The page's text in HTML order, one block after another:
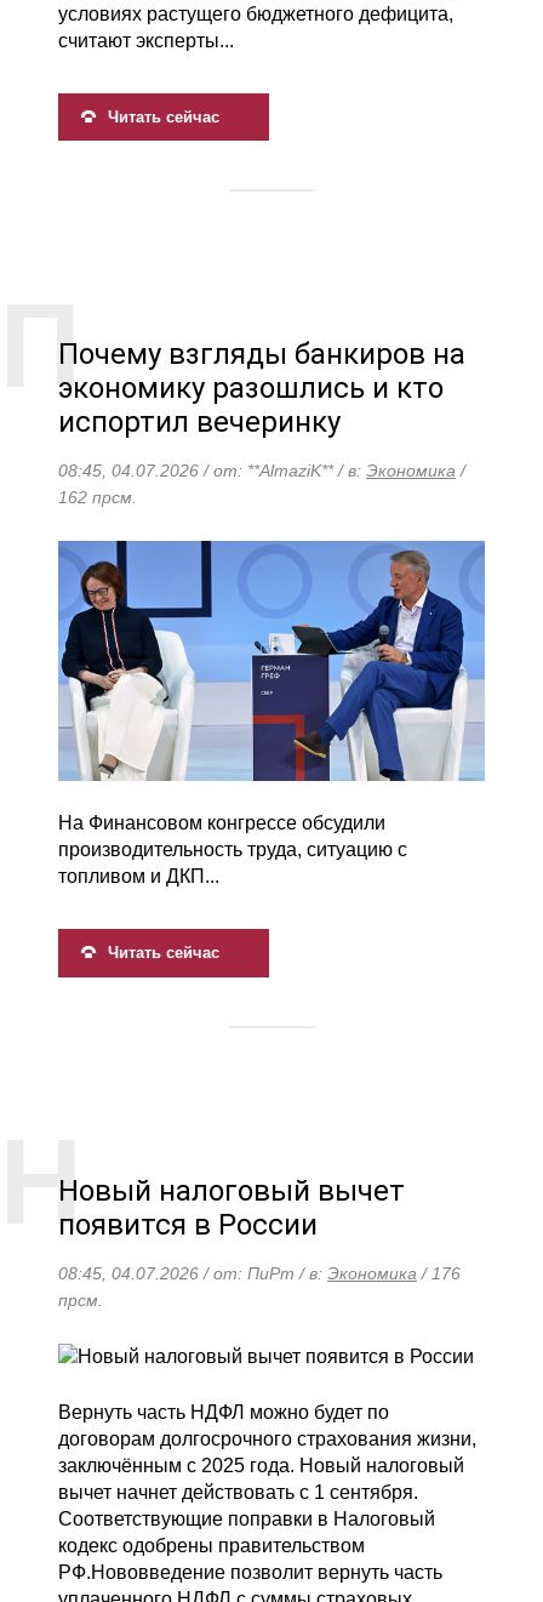
условиях растущего бюджетного дефицита,
считают эксперты...
Читать сейчас
Почему взгляды банкиров на
экономику разошлись и кто
испортил вечеринку
08:45, 04.07.2026 / от: **AlmaziK** / в: Экономика /
162 прсм.
На Финансовом конгрессе обсудили
производительность труда, ситуацию с
топливом и ДКП...
Читать сейчас
Новый налоговый вычет
появится в России
08:45, 04.07.2026 / от: ПиРт / в: Экономика / 176
прсм.
Вернуть часть НДФЛ можно будет по
договорам долгосрочного страхования жизни,
заключённым с 2025 года. Новый налоговый
вычет начнет действовать с 1 сентября.
Соответствующие поправки в Налоговый
кодекс одобрены правительством
РФ.Нововведение позволит вернуть часть